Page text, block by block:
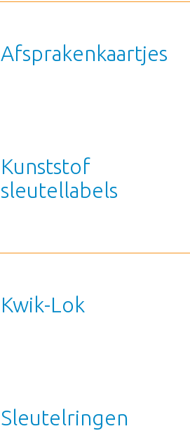
Afsprakenkaartjes
Kunststof
sleutellabels
Kwik-Lok
Sleutelringen